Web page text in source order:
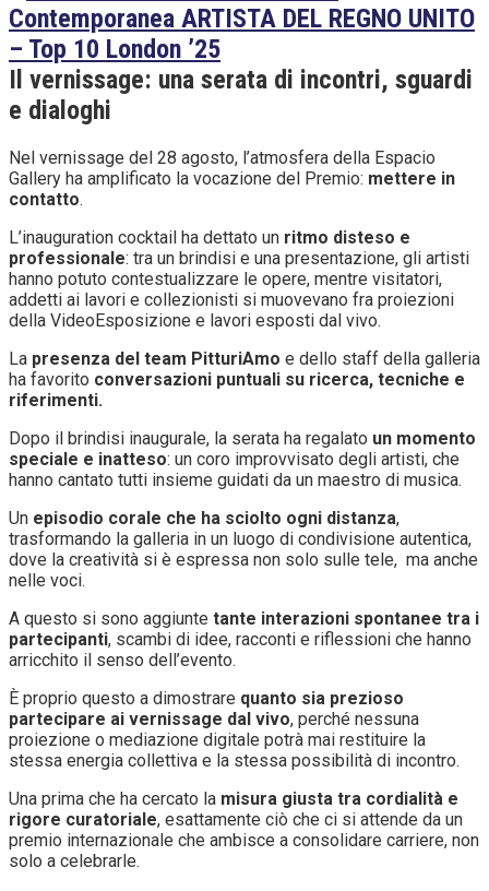
Il vernissage: una serata di incontri, sguardi
e dialoghi
Nel vernissage del 28 agosto, l’atmosfera della Espacio
Gallery ha amplificato la vocazione del Premio: mettere in
contatto.
L’inauguration cocktail ha dettato un ritmo disteso e
professionale: tra un brindisi e una presentazione, gli artisti
hanno potuto contestualizzare le opere, mentre visitatori,
addetti ai lavori e collezionisti si muovevano fra proiezioni
della VideoEsposizione e lavori esposti dal vivo.
La presenza del team PitturiAmo e dello staff della galleria
ha favorito conversazioni puntuali su ricerca, tecniche e
riferimenti.
Dopo il brindisi inaugurale, la serata ha regalato un momento
speciale e inatteso: un coro improvvisato degli artisti, che
hanno cantato tutti insieme guidati da un maestro di musica.
Un episodio corale che ha sciolto ogni distanza,
trasformando la galleria in un luogo di condivisione autentica,
dove la creatività si è espressa non solo sulle tele, ma anche
nelle voci.
A questo si sono aggiunte tante interazioni spontanee tra i
partecipanti, scambi di idee, racconti e riflessioni che hanno
arricchito il senso dell’evento.
È proprio questo a dimostrare quanto sia prezioso
partecipare ai vernissage dal vivo, perché nessuna
proiezione o mediazione digitale potrà mai restituire la
stessa energia collettiva e la stessa possibilità di incontro.
Una prima che ha cercato la misura giusta tra cordialità e
rigore curatoriale, esattamente ciò che ci si attende da un
premio internazionale che ambisce a consolidare carriere, non
solo a celebrarle.